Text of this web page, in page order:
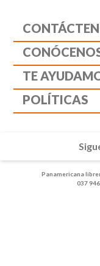
TE
POLÍTICAS
Panamericana
037